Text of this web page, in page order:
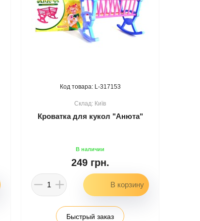
317153
Київ
Кроватка для кукол "Анюта"
249 грн.
Быстрый заказ